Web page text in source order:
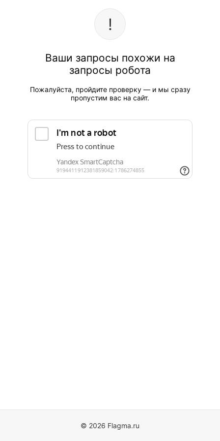
Ваши запросы похожи на
запросы робота
Пожалуйста, пройдите проверку — и мы сразу
пропустим вас на сайт.
© 2026 Flagma.ru